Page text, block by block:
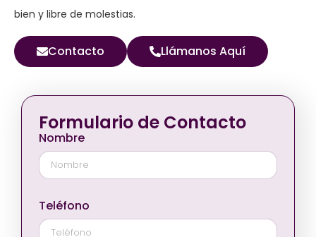
bien y libre de molestias.
Contacto Llámanos Aquí
Formulario de Contacto
Nombre
Teléfono